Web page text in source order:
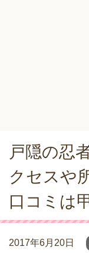
戸隠の忍
クセスや
口コミは
2017年6月20日